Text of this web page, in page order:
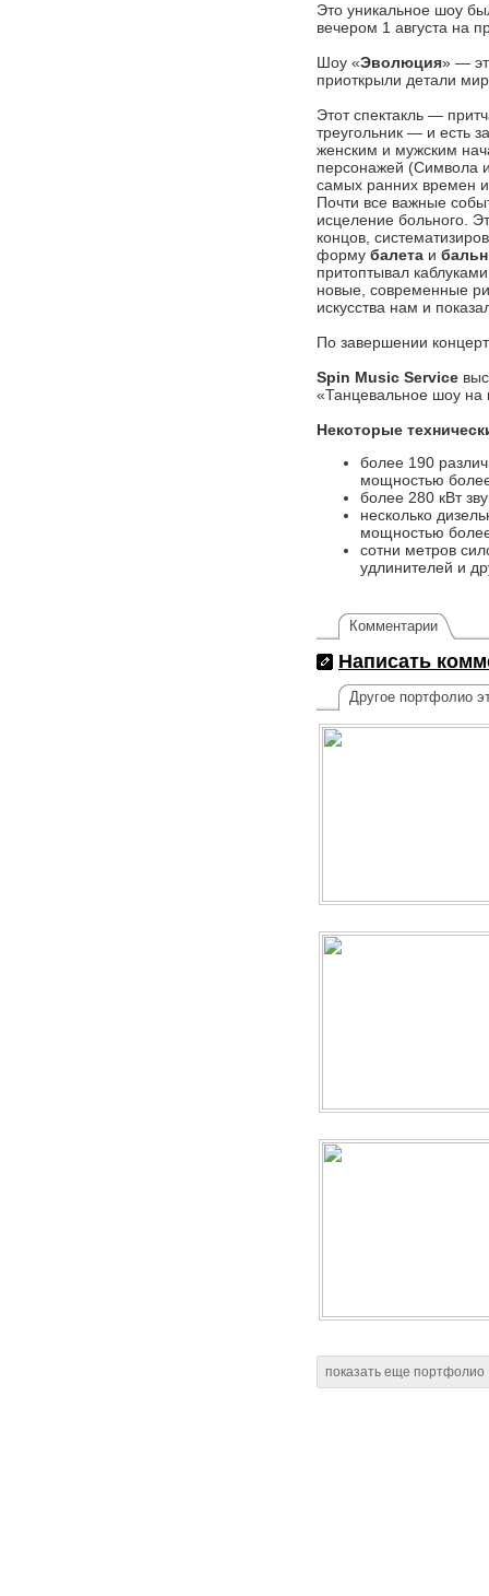
Это уникальное шоу
вечером 1 августа на
Шоу «Эволюция» —
приоткрыли детали
Этот спектакль —
треугольник — и есть
женским и мужским
персонажей (Символа
самых ранних времен
Почти все важные
исцеление больного.
концов,
форму балета и
притоптывал
новые, современные
искусства нам и
По завершении
Spin Music Service
«Танцевальное шоу
Некоторые
более 190
мощностью
более 280 кВт
несколько
мощностью
сотни метров
удлинителей и
Комментарии
Написать
Другое портфолио
показать еще портфолио